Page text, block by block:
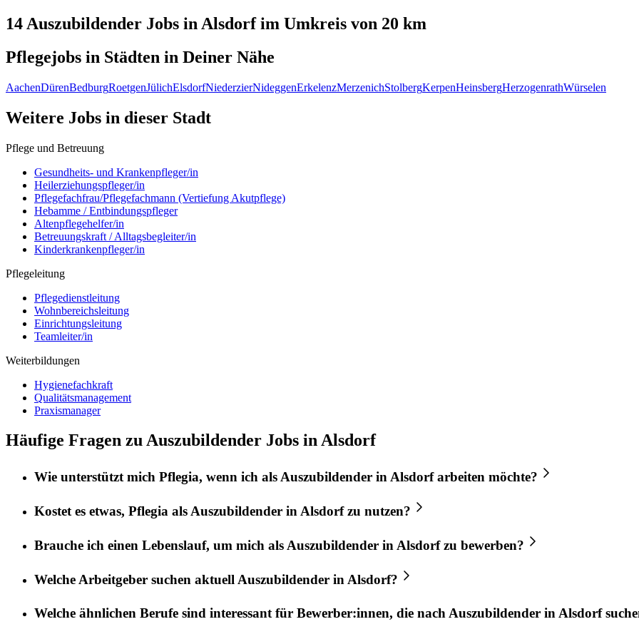
14 Auszubildender Jobs in Alsdorfim Umkreis von 20 km
Pflegejobs in Städten in Deiner Nähe
AachenDürenBedburgRoetgenJülichElsdorfNiederzierNideggenErkelenzMerzenichStolbergKerpenHeinsbergHerzogenrathWürselen
Weitere Jobs in dieser Stadt
Pflege und Betreuung
Gesundheits- und Krankenpfleger/in
Heilerziehungspfleger/in
Pflegefachfrau/Pflegefachmann (Vertiefung Akutpflege)
Hebamme / Entbindungspfleger
Altenpflegehelfer/in
Betreuungskraft / Alltagsbegleiter/in
Kinderkrankenpfleger/in
Pflegeleitung
Pflegedienstleitung
Wohnbereichsleitung
Einrichtungsleitung
Teamleiter/in
Weiterbildungen
Hygienefachkraft
Qualitätsmanagement
Praxismanager
Häufige Fragen zu Auszubildender Jobs in Alsdorf
Wie unterstützt mich Pflegia, wenn ich alsAuszubildender inAlsdorfarbeiten möchte?
Kostet es etwas, Pflegia als Auszubildender in Alsdorfzu nutzen?
Brauche ich einen Lebenslauf, um mich als Auszubildender in Alsdorfzu bewerben?
Welche Arbeitgeber suchen aktuell Auszubildender in Alsdorf?
Welche ähnlichen Berufe sind interessant für Bewerber:innen, die nachAuszubildender inAlsdorf